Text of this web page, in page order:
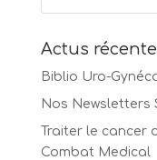
Actus
Biblio Uro-
Nos Newsletters
Traiter le cancer
Combat Medical